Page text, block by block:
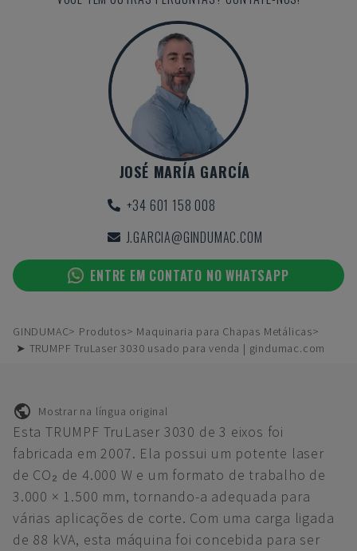
JOSÉ MARÍA GARCÍA
+34 601 158 008
J.GARCIA@GINDUMAC.COM
ENTRE EM CONTATO NO WHATSAPP
GINDUMAC Produtos
Maquinaria para Chapas Metálicas
➤ TRUMPF TruLaser 3030 usado para venda | gindumac.com
Mostrar na língua original
Esta TRUMPF TruLaser 3030 de 3 eixos foi
fabricada em 2007. Ela possui um potente laser
de CO₂ de 4.000 W e um formato de trabalho de
3.000 × 1.500 mm, tornando-a adequada para
várias aplicações de corte. Com uma carga ligada
de 88 kVA, esta máquina foi concebida para ser